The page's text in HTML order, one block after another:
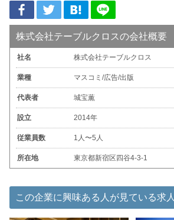
株式会社テーブルクロスの会社概要
社名 株式会社テーブルクロス
業種 マスコミ/広告/出版
代表者 城宝薫
設立 2014年
従業員数 1人〜5人
所在地 東京都新宿区四谷4-3-1
この企業に興味ある人が見ている求人